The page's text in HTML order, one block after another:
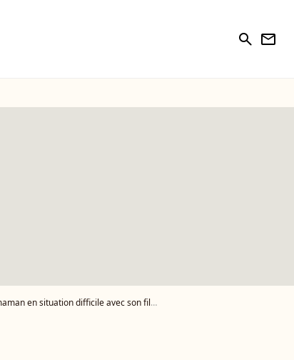
search newsletter
difficile avec son fils Jazz : cri du coeur poignant